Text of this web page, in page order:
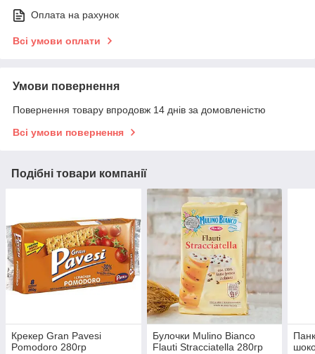
Оплата на рахунок
Всі умови оплати
Умови повернення
Повернення товару впродовж 14 днів за домовленістю
Всі умови повернення
Подібні товари компанії
Крекер Gran Pavesi
Pomodoro 280гр
Булочки Mulino Bianco
Flauti Stracciatella 280гр